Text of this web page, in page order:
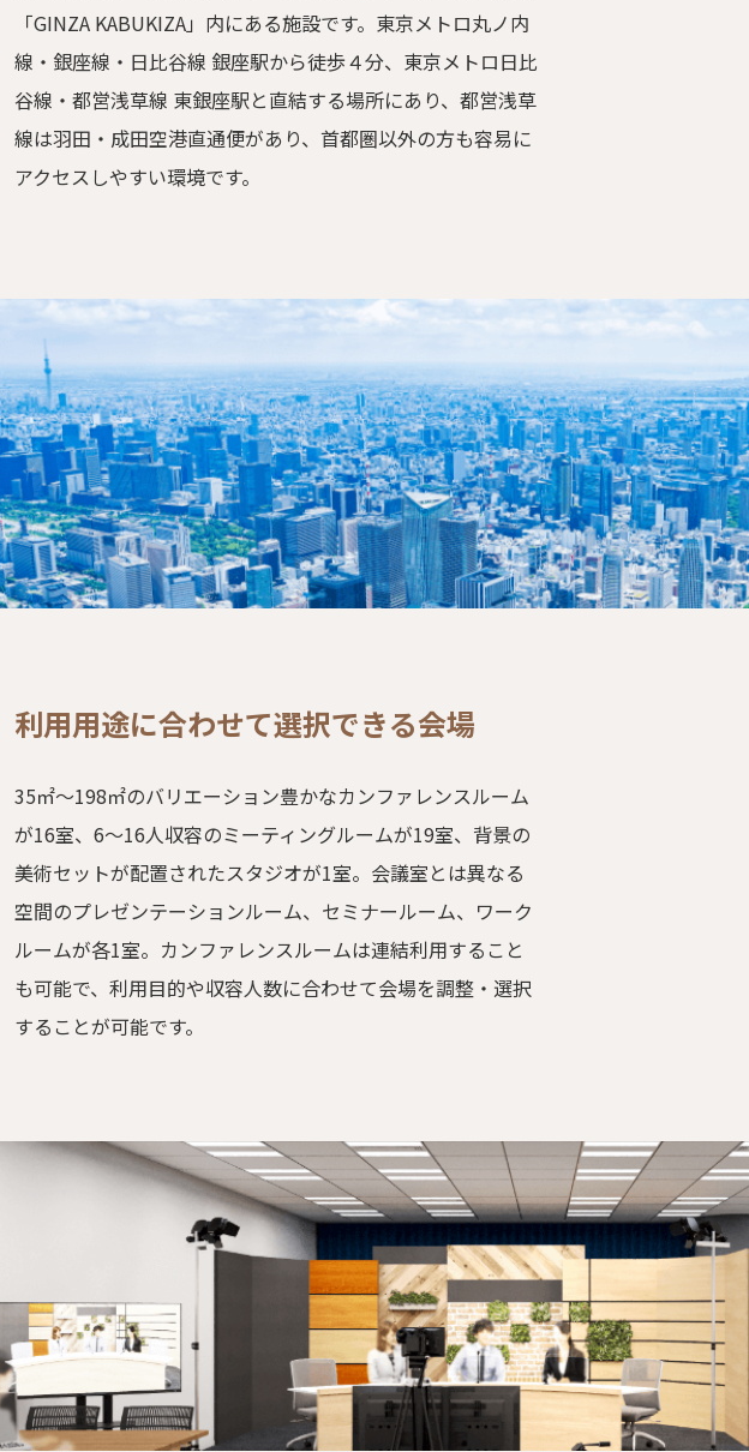
「GINZA KABUKIZA」内にある施設です。東京メトロ丸ノ内
線・銀座線・日比谷線 銀座駅から徒歩４分、東京メトロ日比
谷線・都営浅草線 東銀座駅と直結する場所にあり、都営浅草
線は羽田・成田空港直通便があり、首都圏以外の方も容易に
アクセスしやすい環境です。
利用用途に合わせて選択できる会場
35㎡～198㎡のバリエーション豊かなカンファレンスルーム
が16室、6～16人収容のミーティングルームが19室、背景の
美術セットが配置されたスタジオが1室。会議室とは異なる
空間のプレゼンテーションルーム、セミナールーム、ワーク
ルームが各1室。カンファレンスルームは連結利用すること
も可能で、利用目的や収容人数に合わせて会場を調整・選択
することが可能です。